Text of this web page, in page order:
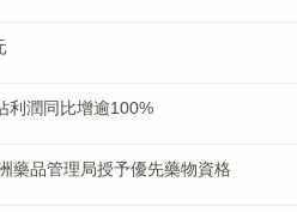
利潤同比增逾100%
藥品管理局授予優先藥物資格